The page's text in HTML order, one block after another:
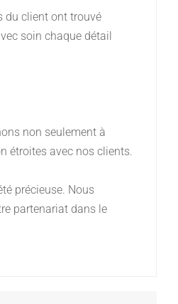
du client ont trouvé
soin chaque détail
non seulement à
étroites avec nos clients.
précieuse. Nous
partenariat dans le